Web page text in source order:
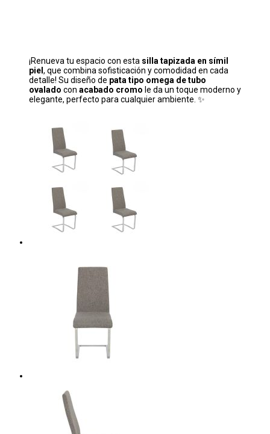
¡Renueva tu espacio con esta silla tapizada en símil
piel , que combina sofisticación y comodidad en cada
detalle! Su diseño de pata tipo omega de tubo
ovalado con acabado cromo le da un toque moderno y
elegante, perfecto para cualquier ambiente. ✨